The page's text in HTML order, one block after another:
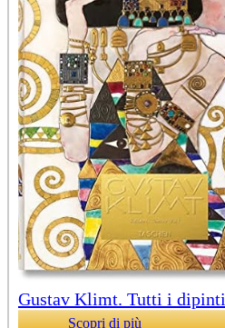
Gustav Klimt. Tutti i dipinti
Scopri di più